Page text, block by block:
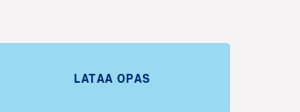
LATAA OPAS